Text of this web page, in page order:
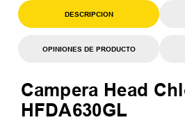
DESCRIPCION
OPINIONES DE PRODUCTO
Campera Head
HFDA630GL